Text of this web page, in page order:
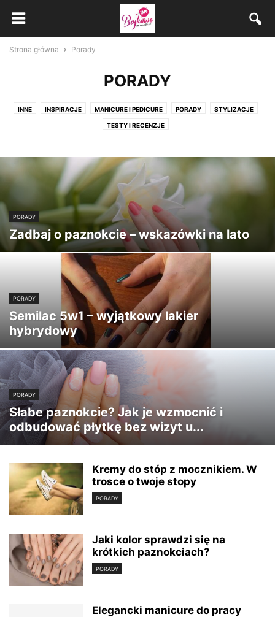
Strona główna Porady
PORADY
INNE INSPIRACJE MANICURE I PEDICURE PORADY STYLIZACJE
TESTY I RECENZJE
PORADY
Zadbaj o paznokcie – wskazówki na lato
PORADY
Semilac 5w1 – wyjątkowy lakier
hybrydowy
PORADY
Słabe paznokcie? Jak je wzmocnić i
odbudować płytkę bez wizyt u...
Kremy do stóp z mocznikiem. W
trosce o twoje stopy
PORADY
Jaki kolor sprawdzi się na
krótkich paznokciach?
PORADY
Elegancki manicure do pracy